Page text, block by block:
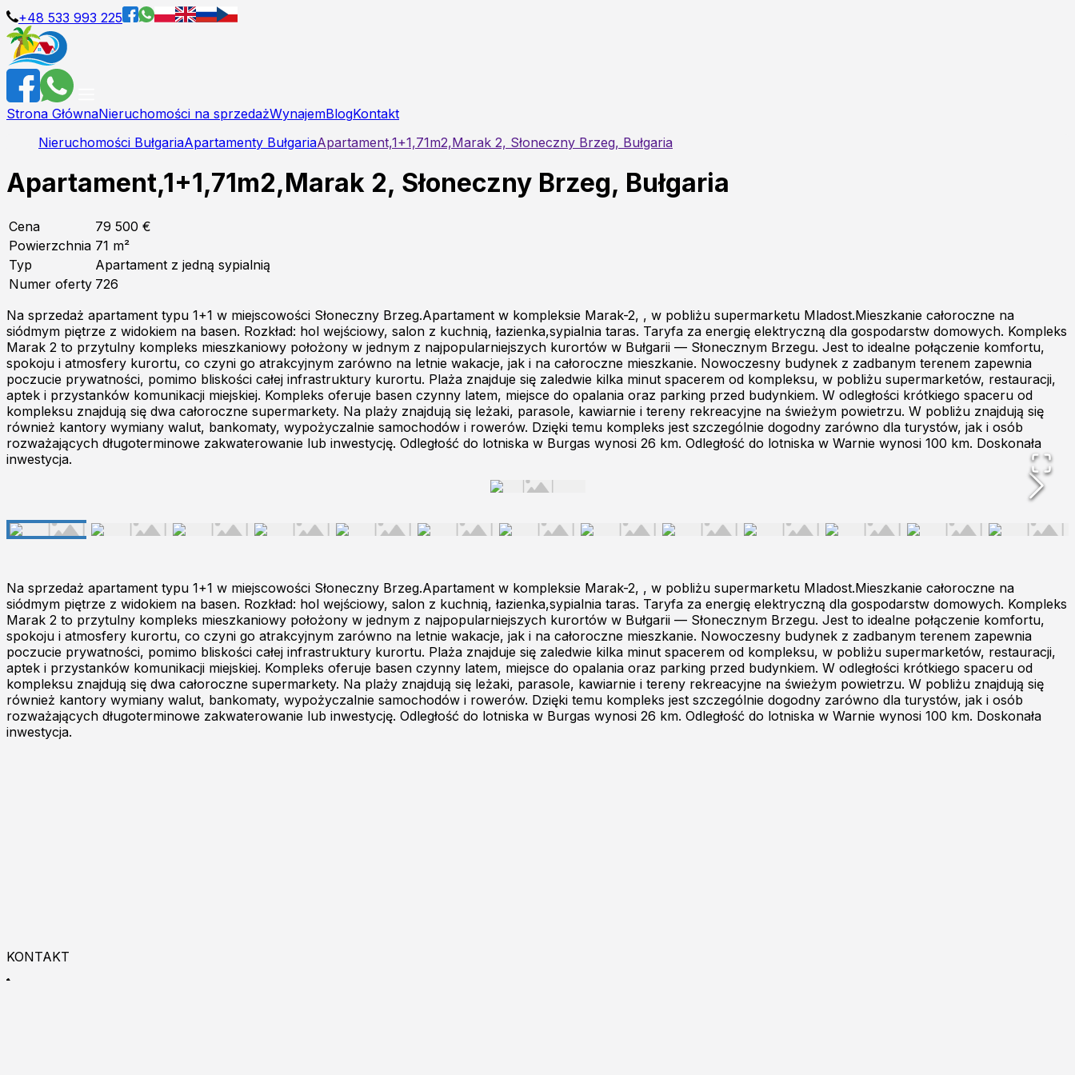
+48 533 993 225
Strona GłównaNieruchomości na sprzedażWynajemBlogKontakt
Nieruchomości BułgariaApartamenty BułgariaApartament,1+1,71m2,Marak 2, Słoneczny Brzeg, Bułgaria
Apartament,1+1,71m2,Marak 2, Słoneczny Brzeg, Bułgaria
Cena
79 500 €
Powierzchnia 71 m²
Typ
Apartament z jedną sypialnią
Numer oferty 726
Na sprzedaż apartament typu 1+1 w miejscowości Słoneczny Brzeg.Apartament w kompleksie Marak-2, , w pobliżu supermarketu Mladost.Mieszkanie całoroczne na
siódmym piętrze z widokiem na basen. Rozkład: hol wejściowy, salon z kuchnią, łazienka,sypialnia taras. Taryfa za energię elektryczną dla gospodarstw domowych. Kompleks
Marak 2 to przytulny kompleks mieszkaniowy położony w jednym z najpopularniejszych kurortów w Bułgarii — Słonecznym Brzegu. Jest to idealne połączenie komfortu,
spokoju i atmosfery kurortu, co czyni go atrakcyjnym zarówno na letnie wakacje, jak i na całoroczne mieszkanie. Nowoczesny budynek z zadbanym terenem zapewnia
poczucie prywatności, pomimo bliskości całej infrastruktury kurortu. Plaża znajduje się zaledwie kilka minut spacerem od kompleksu, w pobliżu supermarketów, restauracji,
aptek i przystanków komunikacji miejskiej. Kompleks oferuje basen czynny latem, miejsce do opalania oraz parking przed budynkiem. W odległości krótkiego spaceru od
kompleksu znajdują się dwa całoroczne supermarkety. Na plaży znajdują się leżaki, parasole, kawiarnie i tereny rekreacyjne na świeżym powietrzu. W pobliżu znajdują się
również kantory wymiany walut, bankomaty, wypożyczalnie samochodów i rowerów. Dzięki temu kompleks jest szczególnie dogodny zarówno dla turystów, jak i osób
rozważających długoterminowe zakwaterowanie lub inwestycję. Odległość do lotniska w Burgas wynosi 26 km. Odległość do lotniska w Warnie wynosi 100 km. Doskonała
inwestycja.
Na sprzedaż apartament typu 1+1 w miejscowości Słoneczny Brzeg.Apartament w kompleksie Marak-2, , w pobliżu supermarketu Mladost.Mieszkanie całoroczne na
siódmym piętrze z widokiem na basen. Rozkład: hol wejściowy, salon z kuchnią, łazienka,sypialnia taras. Taryfa za energię elektryczną dla gospodarstw domowych. Kompleks
Marak 2 to przytulny kompleks mieszkaniowy położony w jednym z najpopularniejszych kurortów w Bułgarii — Słonecznym Brzegu. Jest to idealne połączenie komfortu,
spokoju i atmosfery kurortu, co czyni go atrakcyjnym zarówno na letnie wakacje, jak i na całoroczne mieszkanie. Nowoczesny budynek z zadbanym terenem zapewnia
poczucie prywatności, pomimo bliskości całej infrastruktury kurortu. Plaża znajduje się zaledwie kilka minut spacerem od kompleksu, w pobliżu supermarketów, restauracji,
aptek i przystanków komunikacji miejskiej. Kompleks oferuje basen czynny latem, miejsce do opalania oraz parking przed budynkiem. W odległości krótkiego spaceru od
kompleksu znajdują się dwa całoroczne supermarkety. Na plaży znajdują się leżaki, parasole, kawiarnie i tereny rekreacyjne na świeżym powietrzu. W pobliżu znajdują się
również kantory wymiany walut, bankomaty, wypożyczalnie samochodów i rowerów. Dzięki temu kompleks jest szczególnie dogodny zarówno dla turystów, jak i osób
rozważających długoterminowe zakwaterowanie lub inwestycję. Odległość do lotniska w Burgas wynosi 26 km. Odległość do lotniska w Warnie wynosi 100 km. Doskonała
inwestycja.
KONTAKT